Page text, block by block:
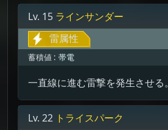
Lv. 15 ラインサンダー
雷属性
蓄積値 : 帯電
一直線に進む雷撃を発生させる。
Lv. 22 トライスパーク